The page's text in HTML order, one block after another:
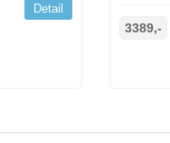
Detail
3389,-